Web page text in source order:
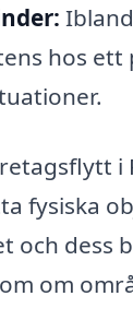
hos
i
fysiska
och dess
om